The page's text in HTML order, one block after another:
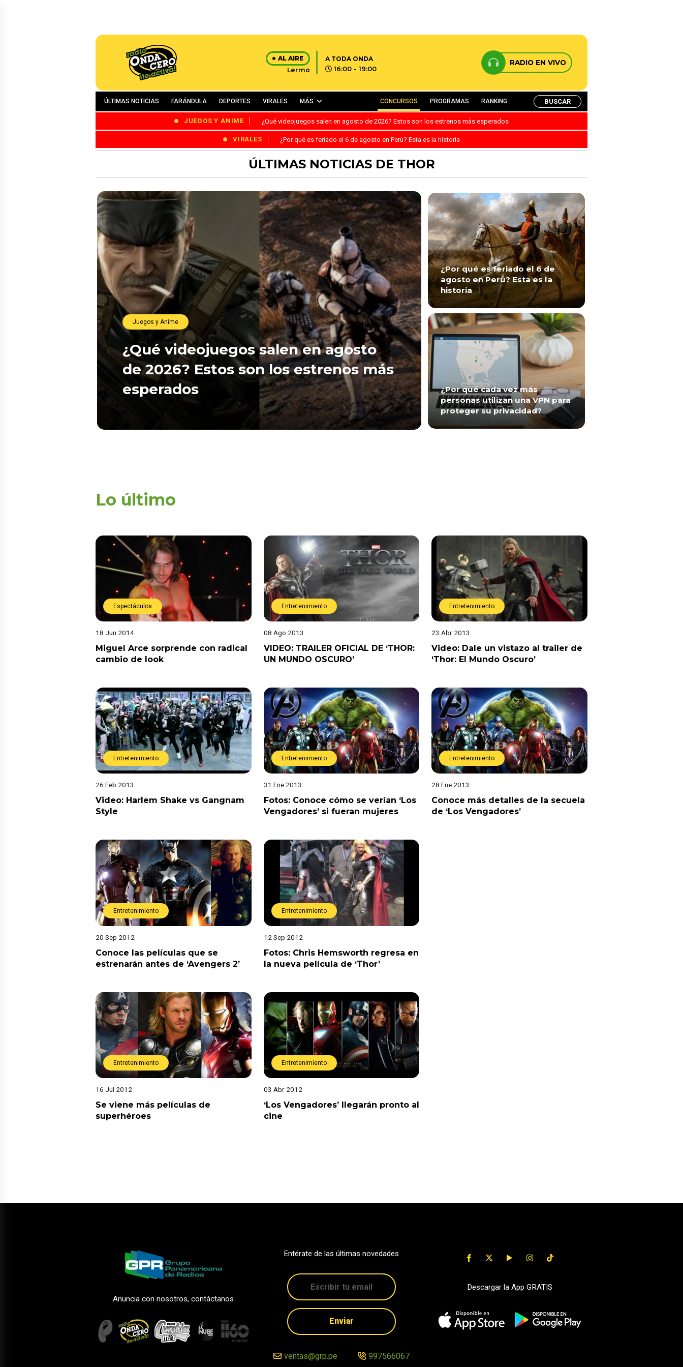
AL AIRE
Lermo
A TODA ONDA
16:00 - 19:00
RADIO EN VIVO
ÚLTIMAS NOTICIAS FARÁNDULA DEPORTES VIRALES MÁS CONCURSOS PROGRAMAS RANKING BUSCAR
JUEGOS Y ANIME ¿Qué videojuegos salen en agosto de 2026? Estos son los estrenos más esperados
VIRALES ¿Por qué es feriado el 6 de agosto en Perú? Esta es la historia
ÚLTIMAS NOTICIAS DE THOR
Juegos y Anime
¿Qué videojuegos salen en agosto
de 2026? Estos son los estrenos más
esperados
¿Por qué es feriado el 6 de
agosto en Perú? Esta es la
historia
¿Por qué cada vez más
personas utilizan una VPN para
proteger su privacidad?
Lo último
Espectáculos
18 Jun 2014
Miguel Arce sorprende con radical
cambio de look
Entretenimiento
08 Ago 2013
VIDEO: TRAILER OFICIAL DE ‘THOR:
UN MUNDO OSCURO’
Entretenimiento
23 Abr 2013
Video: Dale un vistazo al trailer de
‘Thor: El Mundo Oscuro’
Entretenimiento
26 Feb 2013
Video: Harlem Shake vs Gangnam
Style
Entretenimiento
31 Ene 2013
Fotos: Conoce cómo se verían ‘Los
Vengadores’ si fueran mujeres
Entretenimiento
28 Ene 2013
Conoce más detalles de la secuela
de ‘Los Vengadores’
Entretenimiento
20 Sep 2012
Conoce las películas que se
estrenarán antes de ‘Avengers 2’
Entretenimiento
12 Sep 2012
Fotos: Chris Hemsworth regresa en
la nueva película de ‘Thor’
Entretenimiento
16 Jul 2012
Se viene más películas de
superhéroes
Entretenimiento
03 Abr 2012
‘Los Vengadores’ llegarán pronto al
cine
Anuncia con nosotros, contáctanos
Entérate de las últimas novedades
Enviar
ventas@grp.pe 997566067
Descargar la App GRATIS